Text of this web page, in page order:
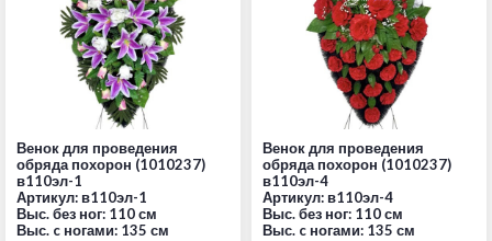
Венок для проведения
обряда похорон (1010237)
в110эл-1
Артикул: в110эл-1
Выс. без ног: 110 см
Выс. c ногами: 135 см
Венок для проведения
обряда похорон (1010237)
в110эл-4
Артикул: в110эл-4
Выс. без ног: 110 см
Выс. c ногами: 135 см